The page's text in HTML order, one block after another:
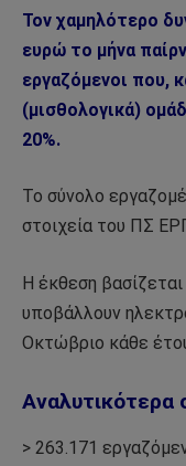
Τον χαμηλότερο
ευρώ το μήνα
εργαζόμενοι που,
(μισθολογικά)
20%.
Το σύνολο
στοιχεία του ΠΣ
Η έκθεση
υποβάλλουν
Οκτώβριο κάθε
Αναλυτικότερα
> 263.171